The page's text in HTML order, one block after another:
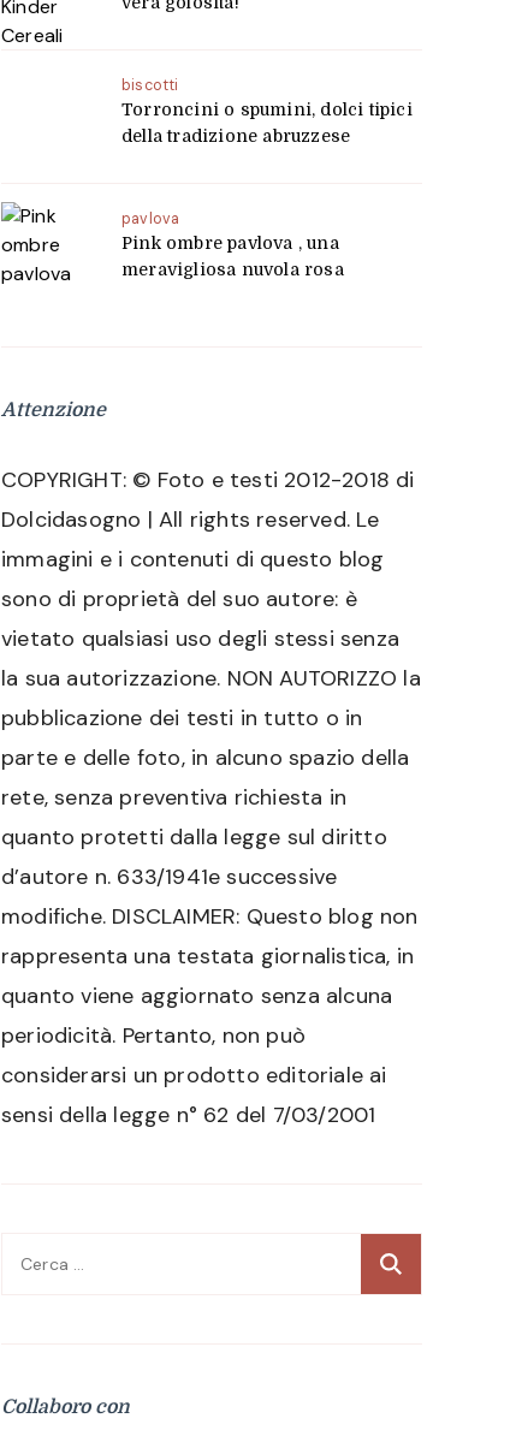
biscotti
Torroncini o spumini, dolci tipici
della tradizione abruzzese
pavlova
Pink ombre pavlova , una
meravigliosa nuvola rosa
Attenzione
COPYRIGHT: © Foto e testi 2012-2018 di
Dolcidasogno | All rights reserved. Le
immagini e i contenuti di questo blog
sono di proprietà del suo autore: è
vietato qualsiasi uso degli stessi senza
la sua autorizzazione. NON AUTORIZZO la
pubblicazione dei testi in tutto o in
parte e delle foto, in alcuno spazio della
rete, senza preventiva richiesta in
quanto protetti dalla legge sul diritto
d’autore n. 633/1941e successive
modifiche. DISCLAIMER: Questo blog non
rappresenta una testata giornalistica, in
quanto viene aggiornato senza alcuna
periodicità. Pertanto, non può
considerarsi un prodotto editoriale ai
sensi della legge n° 62 del 7/03/2001
Ricerca
Collaboro con